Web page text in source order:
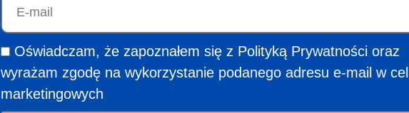
Oświadczam, że zapoznałem się z Polityką Prywatności oraz
wyrażam zgodę na wykorzystanie podanego adresu e-mail w
marketingowych